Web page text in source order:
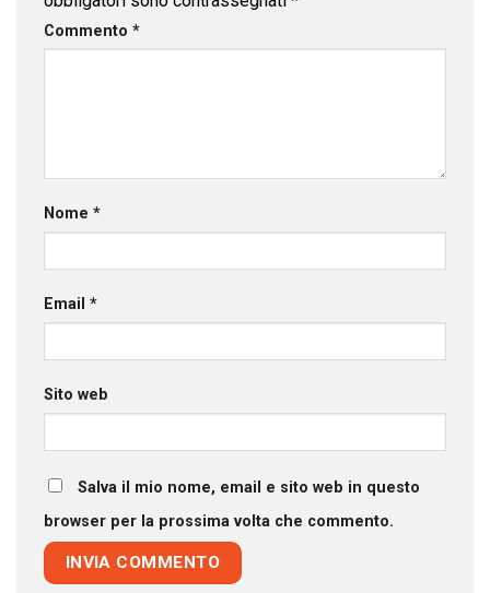
Commento *
Nome *
Email *
Sito web
Salva il mio nome, email e sito web in questo
browser per la prossima volta che commento.